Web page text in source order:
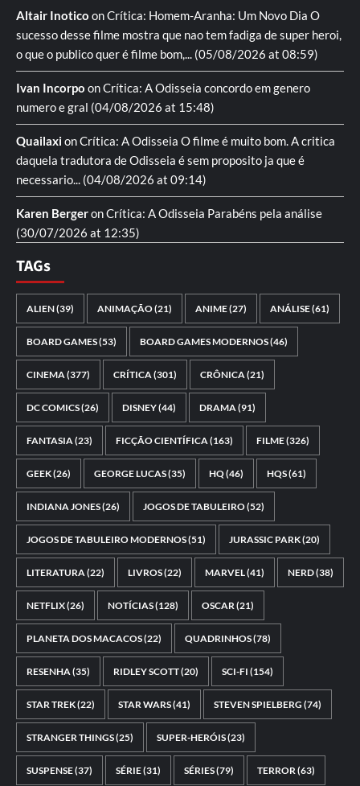
Altair Inotico onCrítica: Homem-Aranha: Um Novo Dia O
sucesso desse filme mostra que nao tem fadiga de super heroi,
o que o publico quer é filme bom,... (05/08/2026 at 08:59)
Ivan Incorpo onCrítica: A Odisseia concordo em genero
numero e gral (04/08/2026 at 15:48)
QuailaxionCrítica: A Odisseia O filme é muito bom. A critica
daquela tradutora de Odisseia é sem proposito ja que é
necessario... (04/08/2026 at 09:14)
Karen BergeronCrítica: A Odisseia Parabéns pela análise
(30/07/2026 at 12:35)
TAGs
ALIEN(39) ANIMAÇÃO(21) ANIME(27) ANÁLISE(61)
BOARD GAMES(53) BOARD GAMES MODERNOS(46)
CINEMA(377) CRÍTICA(301) CRÔNICA(21)
DC COMICS(26) DISNEY(44) DRAMA(91)
FANTASIA(23) FICÇÃO CIENTÍFICA(163) FILME(326)
GEEK(26) GEORGE LUCAS(35) HQ(46) HQS(61)
INDIANA JONES(26) JOGOS DE TABULEIRO(52)
JOGOS DE TABULEIRO MODERNOS(51) JURASSIC PARK(20)
LITERATURA(22) LIVROS(22) MARVEL(41) NERD(38)
NETFLIX(26) NOTÍCIAS(128) OSCAR(21)
PLANETA DOS MACACOS(22) QUADRINHOS(78)
RESENHA(35) RIDLEY SCOTT(20) SCI-FI (154)
STAR TREK(22) STAR WARS(41) STEVEN SPIELBERG (74)
STRANGER THINGS(25) SUPER-HERÓIS(23)
SUSPENSE(37) SÉRIE(31) SÉRIES(79) TERROR(63)